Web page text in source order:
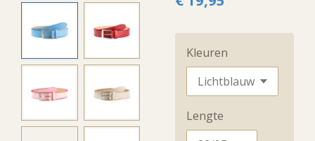
Kleuren
Lengte